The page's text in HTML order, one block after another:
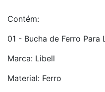
Contém:
01 - Bucha de Ferro Para
Marca: Libell
Material: Ferro